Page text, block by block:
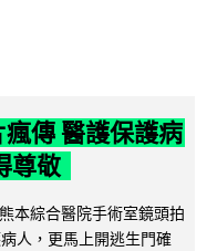
傳 醫護保護病
尊敬
本綜合醫院手術室鏡頭拍
人，更馬上開逃生門確